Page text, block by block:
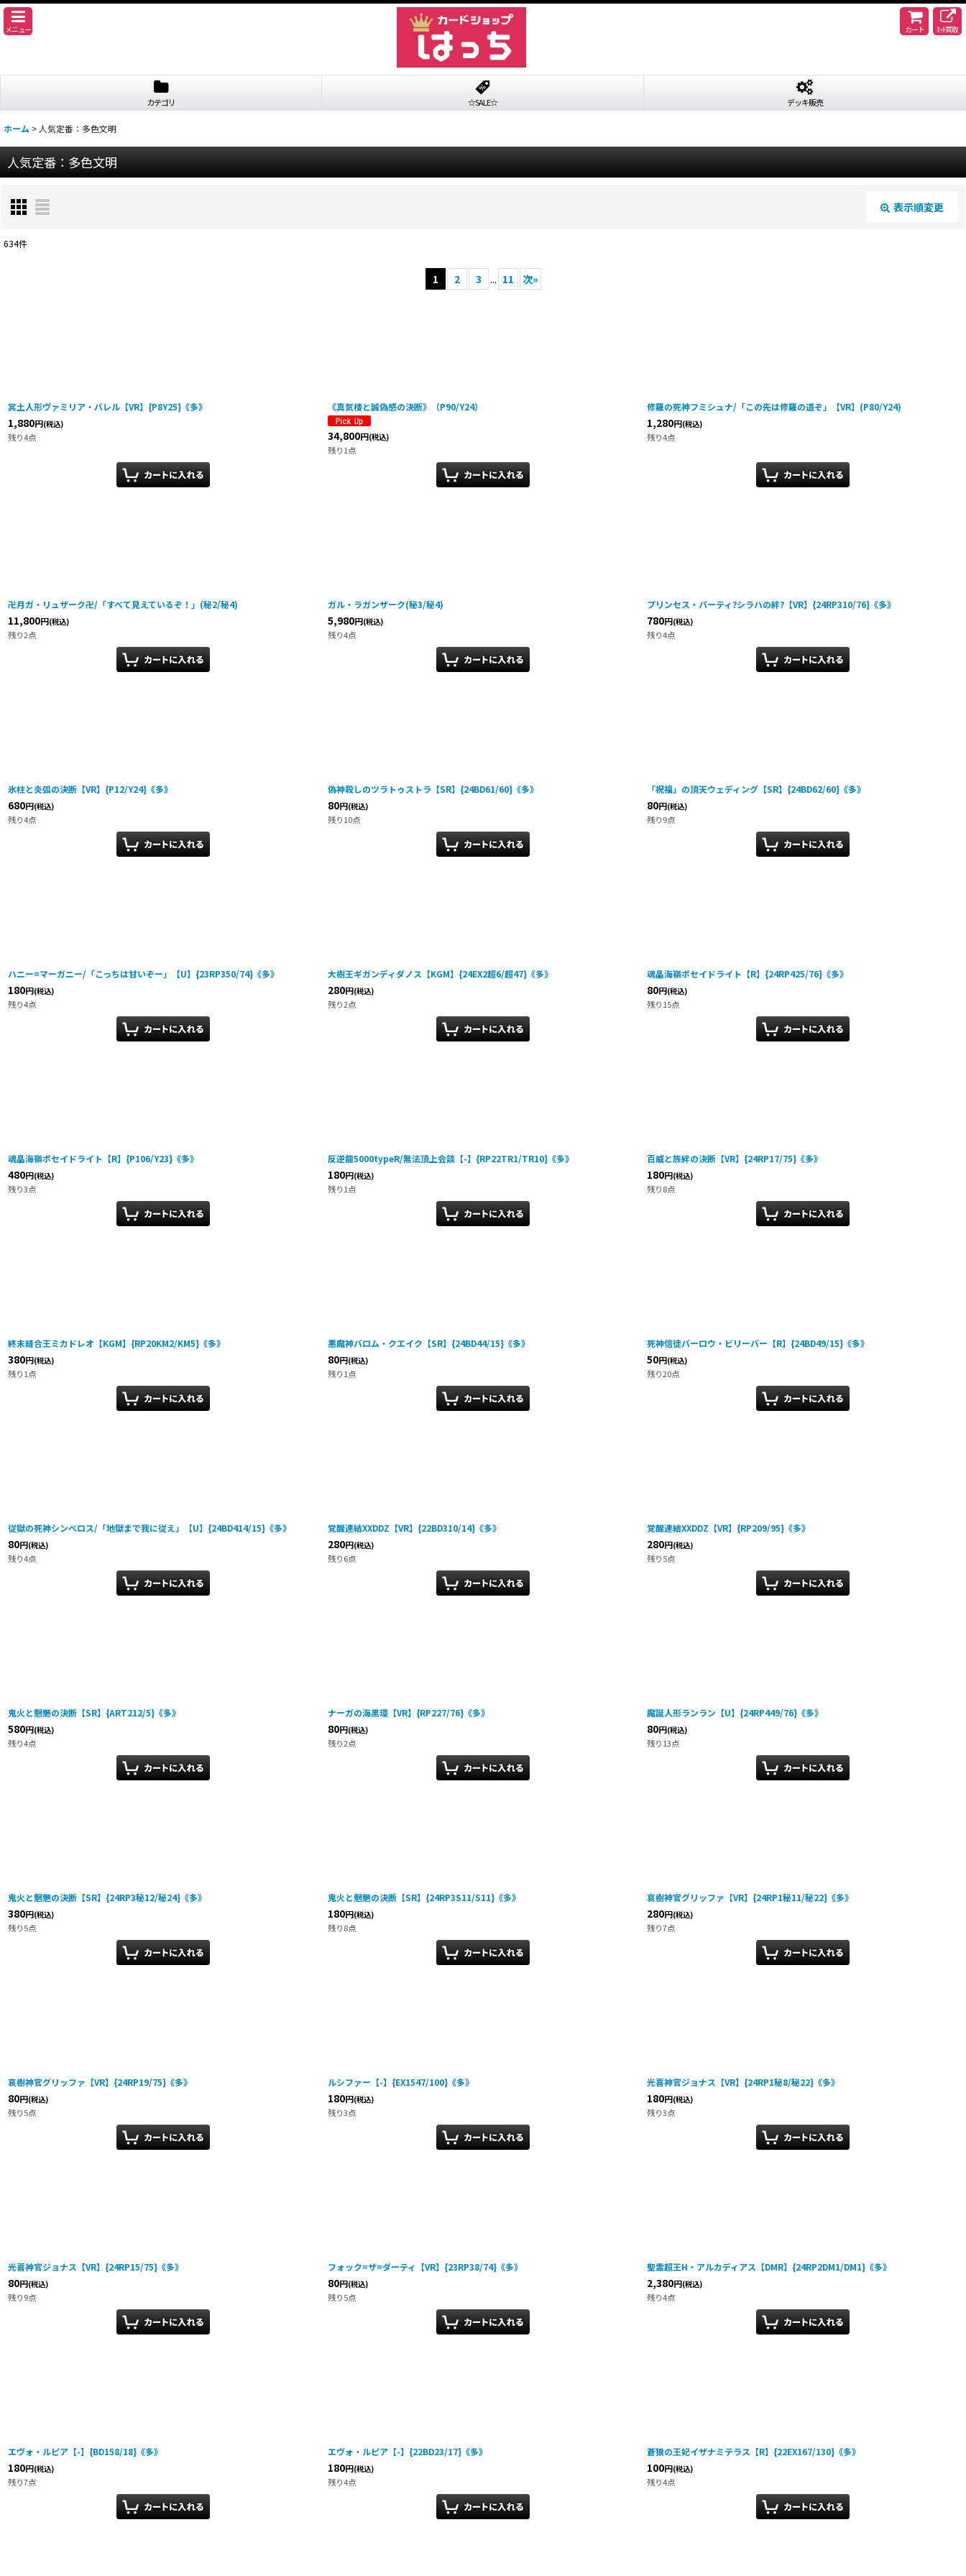
メニュー カート ﾈｯﾄ買取
カテゴリ ☆SALE☆ デッキ販売
ホーム > 人気定番：多色文明
人気定番：多色文明
表示順変更
閉じる
634件
1 2 3 ... 11 次»
冥土人形ヴァミリア・バレル【VR】{P8Y25}《多》
1,880円(税込)
残り4点
《真気楼と誠偽感の決断》（P90/Y24）
34,800円(税込)
残り1点
修羅の死神フミシュナ/「この先は修羅の道ぞ」【VR】(P80/Y24)
1,280円(税込)
残り4点
卍月ガ・リュザーク卍/「すべて見えているぞ！」(秘2/秘4)
11,800円(税込)
残り2点
ガル・ラガンザーク(秘3/秘4)
5,980円(税込)
残り4点
プリンセス・パーティ?シラハの絆?【VR】{24RP310/76}《多》
780円(税込)
残り4点
氷柱と炎弧の決断【VR】{P12/Y24}《多》
680円(税込)
残り4点
偽神殺しのツラトゥストラ【SR】{24BD61/60}《多》
80円(税込)
残り10点
「祝福」の頂天ウェディング【SR】{24BD62/60}《多》
80円(税込)
残り9点
ハニー=マーガニー/「こっちは甘いぞー」【U】{23RP350/74}《多》
180円(税込)
残り4点
大樹王ギガンディダノス【KGM】{24EX2超6/超47}《多》
280円(税込)
残り2点
魂晶海嶺ポセイドライト【R】{24RP425/76}《多》
80円(税込)
残り15点
魂晶海嶺ポセイドライト【R】{P106/Y23}《多》
480円(税込)
残り3点
反逆龍5000typeR/無法頂上会談【-】{RP22TR1/TR10}《多》
180円(税込)
残り1点
百威と族絆の決断【VR】{24RP17/75}《多》
180円(税込)
残り8点
終末縫合王ミカドレオ【KGM】{RP20KM2/KM5}《多》
380円(税込)
残り1点
悪魔神バロム・クエイク【SR】{24BD44/15}《多》
80円(税込)
残り1点
死神信徒バーロウ・ビリーバー【R】{24BD49/15}《多》
50円(税込)
残り20点
従獄の死神シンべロス/「地獄まで我に従え」【U】{24BD414/15}《多》
80円(税込)
残り4点
覚醒連結XXDDZ【VR】{22BD310/14}《多》
280円(税込)
残り6点
覚醒連結XXDDZ【VR】{RP209/95}《多》
280円(税込)
残り5点
鬼火と魍魎の決断【SR】{ART212/5}《多》
580円(税込)
残り4点
ナーガの海黒環【VR】{RP227/76}《多》
80円(税込)
残り2点
魔誕人形ランラン【U】{24RP449/76}《多》
80円(税込)
残り13点
鬼火と魍魎の決断【SR】{24RP3秘12/秘24}《多》
380円(税込)
残り5点
鬼火と魍魎の決断【SR】{24RP3S11/S11}《多》
180円(税込)
残り8点
哀樹神官グリッファ【VR】{24RP1秘11/秘22}《多》
280円(税込)
残り7点
哀樹神官グリッファ【VR】{24RP19/75}《多》
80円(税込)
残り5点
ルシファー【-】{EX1547/100}《多》
180円(税込)
残り3点
光喜神官ジョナス【VR】{24RP1秘8/秘22}《多》
180円(税込)
残り3点
光喜神官ジョナス【VR】{24RP15/75}《多》
80円(税込)
残り9点
フォック=ザ=ダーティ【VR】{23RP38/74}《多》
80円(税込)
残り5点
聖霊超王H・アルカディアス【DMR】{24RP2DM1/DM1}《多》
2,380円(税込)
残り4点
エヴォ・ルピア【-】{BD158/18}《多》
180円(税込)
残り7点
エヴォ・ルピア【-】{22BD23/17}《多》
180円(税込)
残り4点
蒼狼の王妃イザナミテラス【R】{22EX167/130}《多》
100円(税込)
残り4点